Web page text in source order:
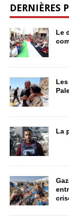
DERNIÈRES
Le
La